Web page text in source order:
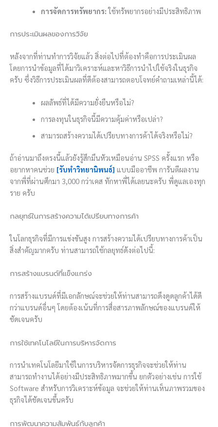
การจัดการทรัพยากร: ใช้ทรัพยากรอย่างมีประสิทธิภาพ
การประเมินผลของการวิจัย
หลังจากที่ท่านทำการวิจัยแล้ว สิ่งต่อไปที่ต้องทำคือการประเมินผล
โดยการนำข้อมูลที่ได้มาวิเคราะห์และหาวิธีการนำไปใช้จริงในธุรกิจ
ครับ ซึ่งวิธีการประเมินผลที่ดีต้องสามารถตอบโจทย์คำถามเหล่านี้ได้:
ผลลัพธ์ที่ได้มีความยั่งยืนหรือไม่?
การลงทุนในธุรกิจนี้มีความคุ้มค่าหรือเปล่า?
สามารถสร้างความได้เปรียบทางการค้าได้จริงหรือไม่?
ถ้าอ่านมาถึงตรงนี้แล้วยังรู้สึกมึนหัวเหมือนอ่าน SPSS ครั้งแรก หรือ
อยากหาคนช่วย [รับทำวิทยานิพนธ์] แบบมืออาชีพ การันตีผลงาน
จากพี่ที่ผ่านศึกมา 3,000 กว่าเคส ทักหาพี่ได้เลยนะครับ พี่ดูแลเองทุก
ราย ครับ
กลยุทธ์ในการสร้างความได้เปรียบทางการค้า
ในโลกธุรกิจที่มีการแข่งขันสูง การสร้างความได้เปรียบทางการค้าเป็น
สิ่งสำคัญมากครับ ท่านสามารถใช้กลยุทธ์ดังต่อไปนี้:
การสร้างแบรนด์ที่แข็งแกร่ง
การสร้างแบรนด์ที่มีเอกลักษณ์จะช่วยให้ท่านสามารถดึงดูดลูกค้าได้ดี
กว่าแบรนด์อื่นๆ โดยต้องเน้นที่การสื่อสารภาพลักษณ์ของแบรนด์ให้
ชัดเจนครับ
การใช้เทคโนโลยีในการบริหารจัดการ
การนำเทคโนโลยีมาใช้ในการบริหารจัดการธุรกิจจะช่วยให้ท่าน
สามารถทำงานได้อย่างมีประสิทธิภาพมากขึ้น ยกตัวอย่างเช่น การใช้
Software สำหรับการวิเคราะห์ข้อมูล จะช่วยให้ท่านเห็นภาพรวมของ
ธุรกิจได้ชัดเจนขึ้นครับ
การพัฒนาความสัมพันธ์กับลูกค้า